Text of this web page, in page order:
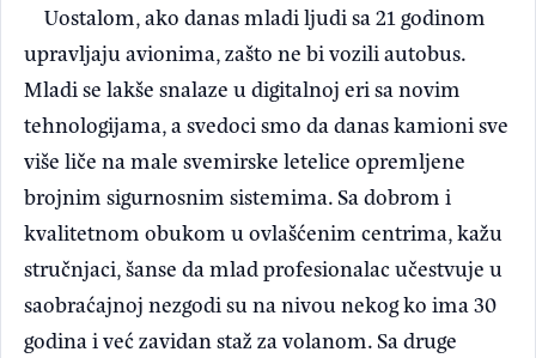
Uostalom, ako danas mladi ljudi sa 21 godinom
upravljaju avionima, zašto ne bi vozili autobus.
Mladi se lakše snalaze u digitalnoj eri sa novim
tehnologijama, a svedoci smo da danas kamioni sve
više liče na male svemirske letelice opremljene
brojnim sigurnosnim sistemima. Sa dobrom i
kvalitetnom obukom u ovlašćenim centrima, kažu
stručnjaci, šanse da mlad profesionalac učestvuje u
saobraćajnoj nezgodi su na nivou nekog ko ima 30
godina i već zavidan staž za volanom. Sa druge